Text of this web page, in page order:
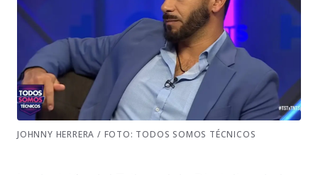
JOHNNY HERRERA / FOTO: TODOS SOMOS TÉCNICOS